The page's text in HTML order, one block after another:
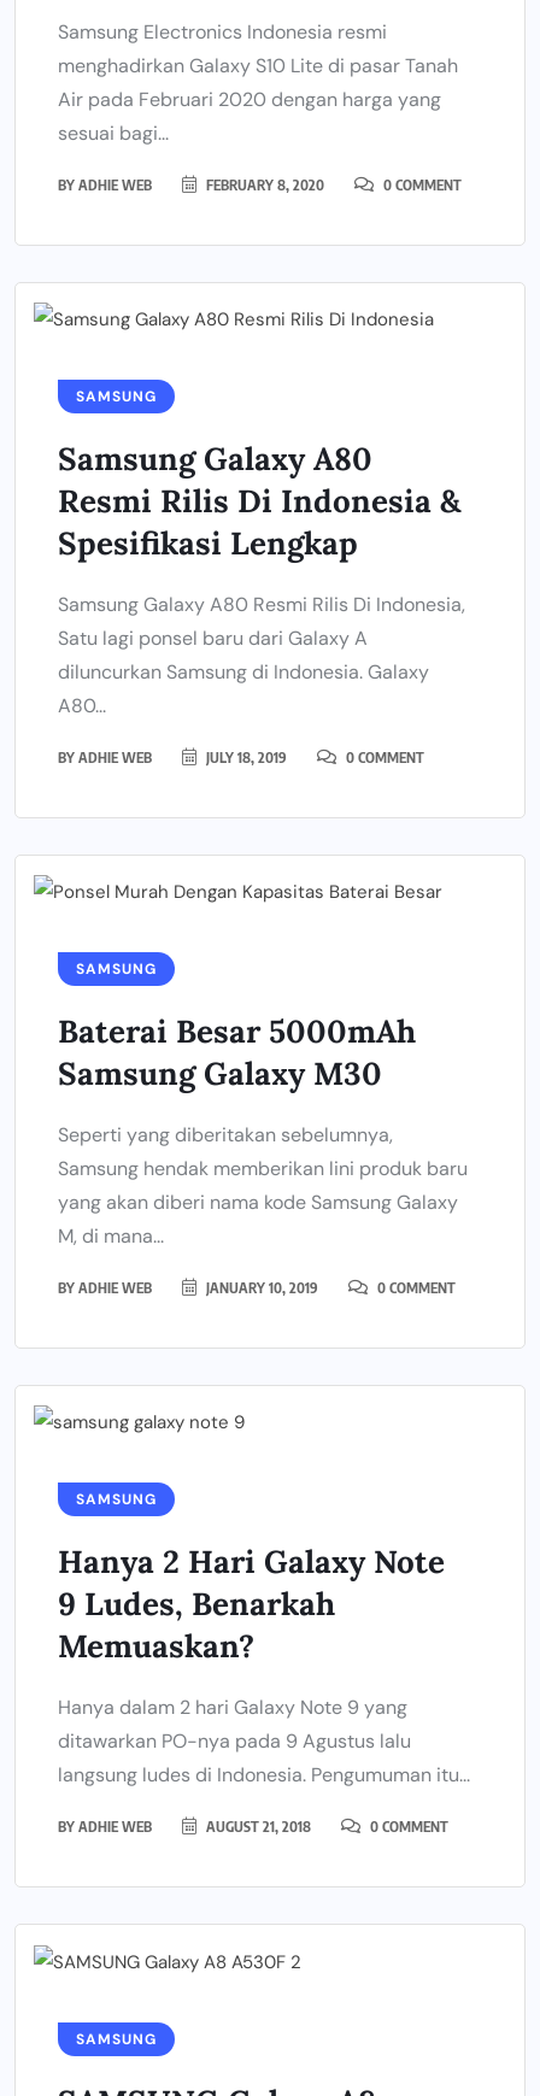
Samsung Electronics Indonesia resmi
menghadirkan Galaxy S10 Lite di pasar Tanah
Air pada Februari 2020 dengan harga yang
sesuai bagi...
BY ADHIE WEB FEBRUARY 8, 2020 0 COMMENT
SAMSUNG
Samsung Galaxy A80
Resmi Rilis Di Indonesia &
Spesifikasi Lengkap
Samsung Galaxy A80 Resmi Rilis Di Indonesia,
Satu lagi ponsel baru dari Galaxy A
diluncurkan Samsung di Indonesia. Galaxy
A80...
BY ADHIE WEB JULY 18, 2019 0 COMMENT
SAMSUNG
Baterai Besar 5000mAh
Samsung Galaxy M30
Seperti yang diberitakan sebelumnya,
Samsung hendak memberikan lini produk baru
yang akan diberi nama kode Samsung Galaxy
M, di mana...
BY ADHIE WEB JANUARY 10, 2019 0 COMMENT
SAMSUNG
Hanya 2 Hari Galaxy Note
9 Ludes, Benarkah
Memuaskan?
Hanya dalam 2 hari Galaxy Note 9 yang
ditawarkan PO-nya pada 9 Agustus lalu
langsung ludes di Indonesia. Pengumuman itu...
BY ADHIE WEB AUGUST 21, 2018 0 COMMENT
SAMSUNG